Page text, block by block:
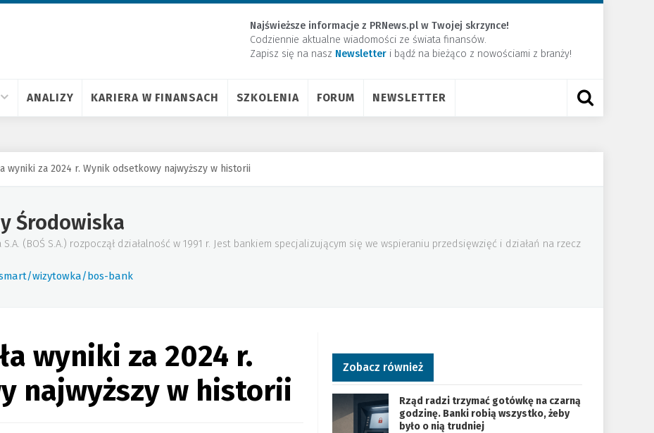
Najświeższe informacje z PRNews.pl w Twojej skrzynce!
Codziennie aktualne wiadomości ze świata finansów.
Zapisz się na nasz Newsletter ​i bądź na bieżąco z nowościami z branży!
ANALIZY KARIERA W FINANSACH SZKOLENIA FORUM NEWSLETTER
wyniki za 2024 r. Wynik odsetkowy najwyższy w historii
Środowiska
(BOŚ S.A.) rozpoczął działalność w 1991 r. Jest bankiem specjalizującym się we wspieraniu przedsięwzięć i działań na rzecz
wizytowka/bos-bank
wyniki za 2024 r.
najwyższy w historii
Zobacz również
Rząd radzi trzymać gotówkę na czarną
godzinę. Banki robią wszystko, żeby
było o nią trudniej